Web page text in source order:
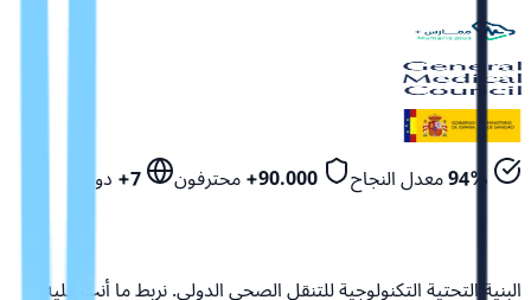
94%معدل النجاح 90.000+ محترفون 7+ دول
البنية التحتية التكنولوجية للتنقل الصحي الدولي. نربط ما أنت عليه